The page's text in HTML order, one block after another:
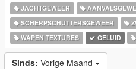
JACHTGEWEER
SCHERPSCHUTTERSGEWEER
WAPEN TEXTURES
GELUID
Sinds: Vorige Maand